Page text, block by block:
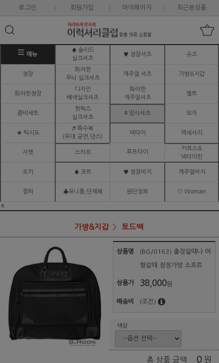
로그인 회원가입 마이페이지 최근본상품
메뉴
♠ 솔리드
실크셔츠
♥ 정장셔츠 슈즈
정장
화려한
무늬 실크셔츠
캐주얼 셔츠 가방&지갑
화려한정장
디자인
배색실크셔츠
화려한
캐주얼셔츠
벨트
콤비세트
핫픽스
실크셔츠
# 망사셔츠 모자
★ 턱시도
♬ 특수복
(무대.공연,댄스)
넥타이 액세서리
자켓 스카프 루프타이
커프스&
넥타이핀
조끼 ♠ 코트 ♥ 정장바지 캐주얼바지
점퍼 ♣유니폼,단체복 원단정보 ♡ Woman
ㅌ
가방&지갑 토드백
상품명 (BG/0163) 출장갈때나 여
행갈때 정장가방 소프트
상품가 38,000원
배송비 (조건)
색상
총 상품 금액 0 원